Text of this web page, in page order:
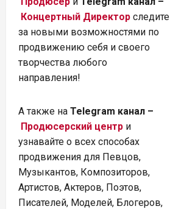
Концертный Директор следите
за новыми возможностями по
продвижению себя и своего
творчества любого
направления!
А также на Telegram канал –
Продюсерский центр и
узнавайте о всех способах
продвижения для Певцов,
Музыкантов, Композиторов,
Артистов, Актеров, Поэтов,
Писателей, Моделей, Блогеров,